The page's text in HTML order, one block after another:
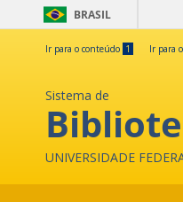
BRASIL
Ir para o conteúdo 1 Ir para
Sistema de
UNIVERSIDADE